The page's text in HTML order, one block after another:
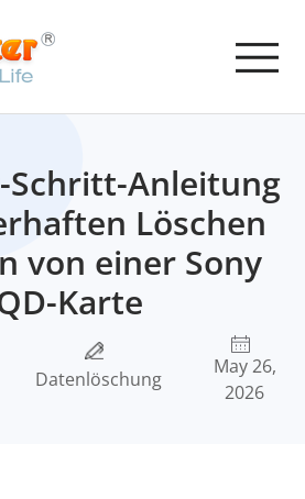
Anleitung
Löschen
von einer Sony
Karte
Datenlöschung
May 26,
2026